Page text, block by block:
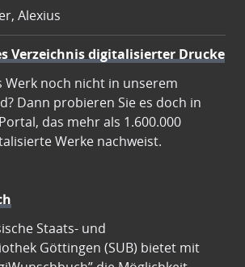
Alexius
Verzeichnis digitalisierter Drucke
Werk noch nicht in unserem
Dann probieren Sie es doch in
das mehr als 1.600.000
Werke nachweist.
Staats- und
Göttingen (SUB) bietet mit